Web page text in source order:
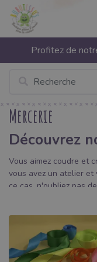
Profitez de
Mercerie
Découvrez
Vous aimez coudre et
vous avez un atelier et
ce cas, n'oubliez pas